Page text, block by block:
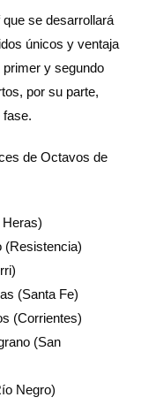
se desarrollará
únicos y ventaja
primer y segundo
por su parte,
fase.
de Octavos de
(Resistencia)
(Santa Fe)
(Corrientes)
(San
Negro)